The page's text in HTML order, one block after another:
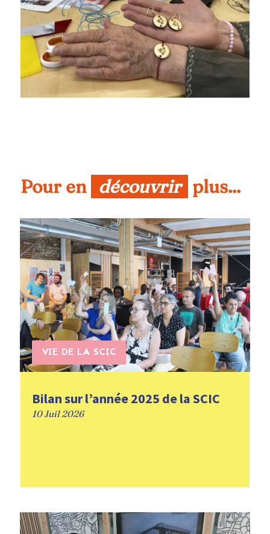
Pour en découvrir plus...
VIE DE LA SCIC
Bilan sur l’année 2025 de la SCIC
10 Juil 2026